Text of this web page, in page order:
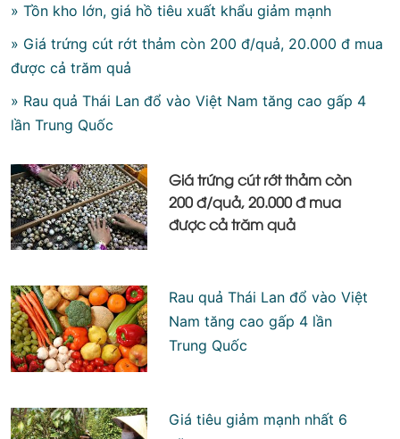
» Tồn kho lớn, giá hồ tiêu xuất khẩu giảm mạnh
» Giá trứng cút rớt thảm còn 200 đ/quả, 20.000 đ mua
được cả trăm quả
» Rau quả Thái Lan đổ vào Việt Nam tăng cao gấp 4
lần Trung Quốc
Giá trứng cút rớt thảm còn
200 đ/quả, 20.000 đ mua
được cả trăm quả
Rau quả Thái Lan đổ vào Việt
Nam tăng cao gấp 4 lần
Trung Quốc
Giá tiêu giảm mạnh nhất 6